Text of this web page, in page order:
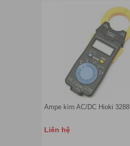
Ampe kìm AC/DC Hioki 3288
Liên hệ